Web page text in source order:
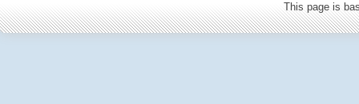
This page is